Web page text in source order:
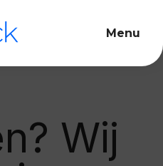
Wij